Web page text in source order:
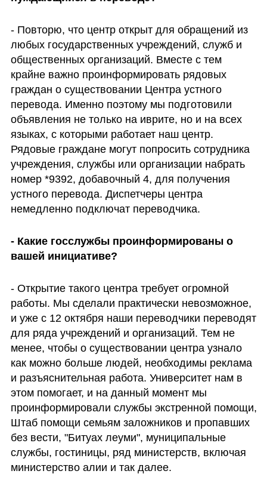
- Повторю, что центр открыт для обращений из
любых государственных учреждений, служб и
общественных организаций. Вместе с тем
крайне важно проинформировать рядовых
граждан о существовании Центра устного
перевода. Именно поэтому мы подготовили
объявления не только на иврите, но и на всех
языках, с которыми работает наш центр.
Рядовые граждане могут попросить сотрудника
учреждения, службы или организации набрать
номер *9392, добавочный 4, для получения
устного перевода. Диспетчеры центра
немедленно подключат переводчика.
- Какие госслужбы проинформированы о
вашей инициативе?
- Открытие такого центра требует огромной
работы. Мы сделали практически невозможное,
и уже с 12 октября наши переводчики переводят
для ряда учреждений и организаций. Тем не
менее, чтобы о существовании центра узнало
как можно больше людей, необходимы реклама
и разъяснительная работа. Университет нам в
этом помогает, и на данный момент мы
проинформировали службы экстренной помощи,
Штаб помощи семьям заложников и пропавших
без вести, "Битуах леуми", муниципальные
службы, гостиницы, ряд министерств, включая
министерство алии и так далее.